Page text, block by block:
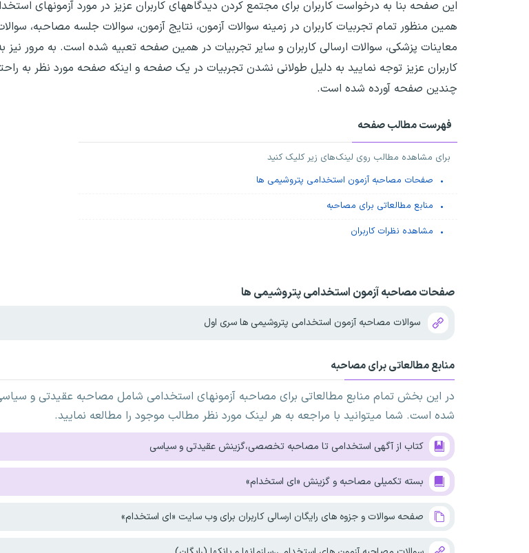
این صفحه بنا به درخواست کاربران برای مجتمع کردن دیدگاههای کاربران عزیز در مورد آزمونهای
همین منظور تمام تجربیات کاربران در زمینه سوالات آزمون، نتایج آزمون، سوالات جلسه مصاحبه،
معاینات پزشکی، سوالات ارسالی کاربران و سایر تجربیات در همین صفحه تعبیه شده است. به مرور
کاربران عزیز توجه نمایید به دلیل طولانی نشدن تجربیات در یک صفحه و اینکه صفحه مورد نظر به
چندین صفحه آورده شده است.
فهرست مطالب صفحه
برای مشاهده مطالب روی لینک‌های زیر کلیک کنید
صفحات مصاحبه آزمون استخدامی پتروشیمی ها
منابع مطالعاتی برای مصاحبه
مشاهده نظرات کاربران
صفحات مصاحبه آزمون استخدامی پتروشیمی ها
سوالات مصاحبه آزمون استخدامی پتروشیمی ها سری اول
منابع مطالعاتی برای مصاحبه
در این بخش تمام منابع مطالعاتی برای مصاحبه آزمونهای استخدامی شامل مصاحبه عقیدتی و
شده است. شما میتوانید با مراجعه به هر لینک مورد نظر مطالب موجود را مطالعه نمایید.
کتاب از آگهی استخدامی تا مصاحبه تخصصی،گزینش عقیدتی و سیاسی
بسته تکمیلی مصاحبه و گزینش «ای استخدام»
صفحه سوالات و جزوه های رایگان ارسالی کاربران برای وب سایت «ای استخدام»